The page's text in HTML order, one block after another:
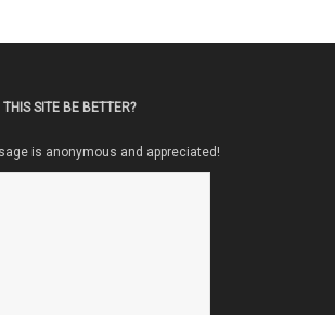
SITE BE BETTER?
is anonymous and appreciated!